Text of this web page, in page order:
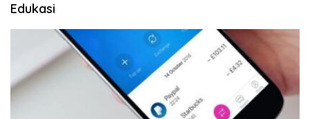
Edukasi